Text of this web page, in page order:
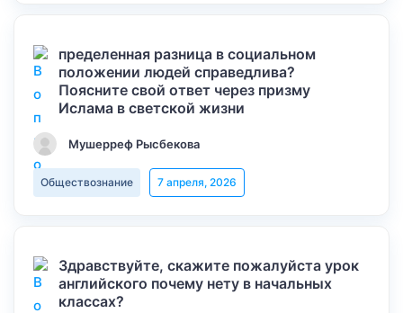
пределенная разница в социальном
положении людей справедлива?
Поясните свой ответ через призму
Ислама в светской жизни
Мушерреф Рысбекова
Обществознание 7 апреля, 2026
Здравствуйте, скажите пожалуйста урок
английского почему нету в начальных
классах?